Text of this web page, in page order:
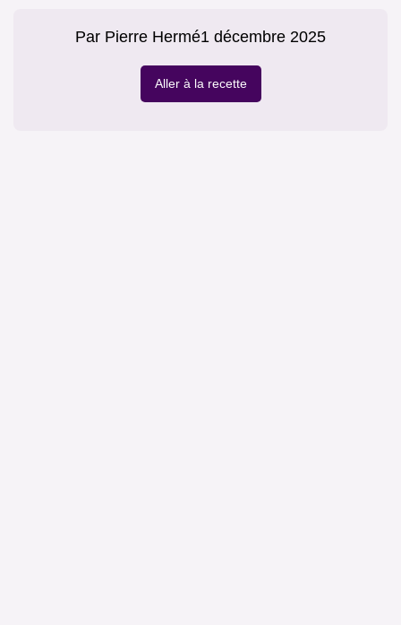
Par Pierre Hermé1 décembre 2025
Aller à la recette